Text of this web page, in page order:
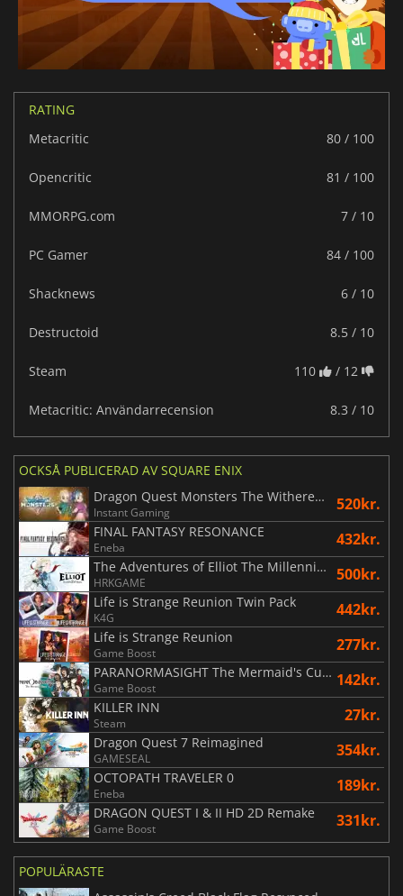
RATING
Metacritic
80 / 100
Opencritic 81 / 100
MMORPG.com 7 / 10
PC Gamer 84 / 100
Shacknews 6 / 10
Destructoid 8.5 / 10
Steam 110 / 12
Metacritic: Användarrecension 8.3 / 10
OCKSÅ PUBLICERAD AV SQUARE ENIX
Dragon Quest Monsters The Withered World
Instant Gaming 520kr.
FINAL FANTASY RESONANCE
Eneba 432kr.
The Adventures of Elliot The Millennium Tales
HRKGAME 500kr.
Life is Strange Reunion Twin Pack
K4G 442kr.
Life is Strange Reunion
Game Boost 277kr.
PARANORMASIGHT The Mermaid's Curse
Game Boost 142kr.
KILLER INN
Steam 27kr.
Dragon Quest 7 Reimagined
GAMESEAL 354kr.
OCTOPATH TRAVELER 0
Eneba 189kr.
DRAGON QUEST I & II HD 2D Remake
Game Boost 331kr.
POPULÄRASTE